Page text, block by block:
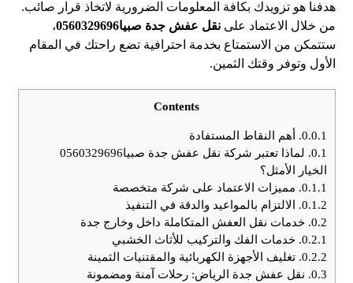
هدفنا هو تزويدك بكافة المعلومات الضرورية لاتخاذ قرار صائب.
من خلال الاعتماد علىنقل عفش جدة صبيا0560329696
،
ستتمكن من الاستمتاع بخدمة احترافية تضع راحتك في المقام
الأول وتوفر وقتك الثمين.
Contents
0.0.1. أهم النقاط المستفادة
0.1.
لماذا تعتبر شركة نقل عفش جدة صبيا0560329696
الخيار الأمثل؟
0.1.1. مميزات الاعتماد على شركة متخصصة
0.1.2. الالتزام بالمواعيد والدقة في التنفيذ
0.2. خدمات نقل العفش المتكاملة داخل وخارج جدة
0.2.1. خدمات الفك والتركيب للأثاث الخشبي
0.2.2. تغليف الأجهزة الكهربائية والمقتنيات الثمينة
0.3. نقل عفش جدة الرياض: رحلات آمنة ومضمونة